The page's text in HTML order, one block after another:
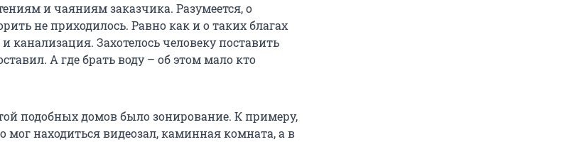
и чаяниям заказчика. Разумеется, о
не приходилось. Равно как и о таких благах
канализация. Захотелось человеку поставить
А где брать воду – об этом мало кто
подобных домов было зонирование. К примеру,
мог находиться видеозал, каминная комната, а в